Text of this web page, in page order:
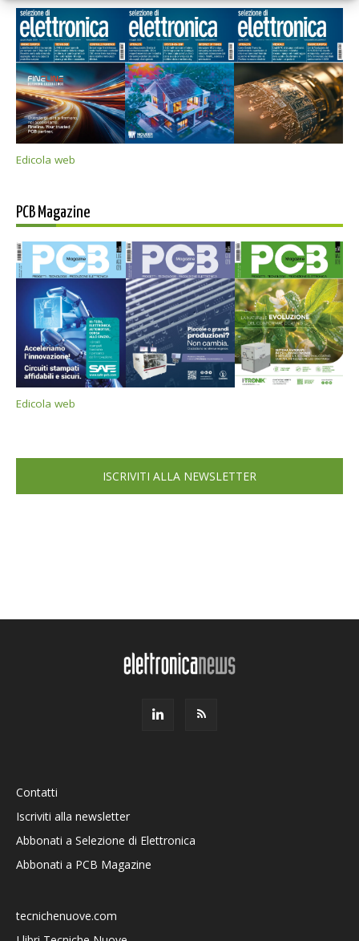
Edicola web
PCB Magazine
Edicola web
ISCRIVITI ALLA NEWSLETTER
Contatti
Iscriviti alla newsletter
Abbonati a Selezione di Elettronica
Abbonati a PCB Magazine
tecnichenuove.com